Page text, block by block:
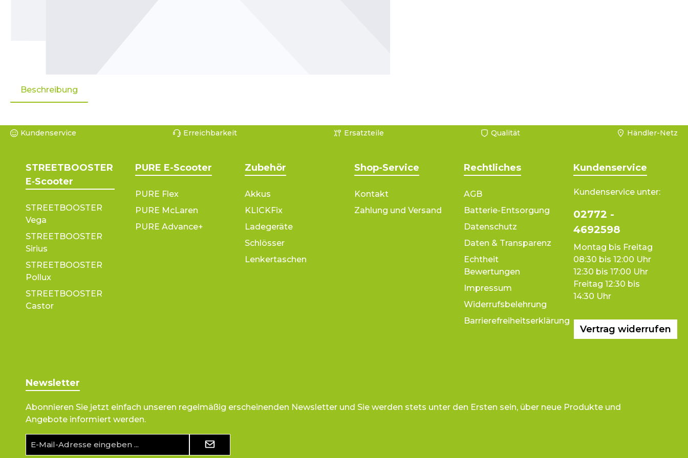
Beschreibung
Kundenservice Erreichbarkeit Ersatzteile Qualität Händler-Netz
STREETBOOSTER
E‑Scooter
STREETBOOSTER
Vega
STREETBOOSTER
Sirius
STREETBOOSTER
Pollux
STREETBOOSTER
Castor
PURE E-Scooter
PURE Flex
PURE McLaren
PURE Advance+
Zubehör
Akkus
KLICKFix
Ladegeräte
Schlösser
Lenkertaschen
Shop-Service
Kontakt
Zahlung und Versand
Rechtliches
AGB
Batterie-Entsorgung
Datenschutz
Daten & Transparenz
Echtheit
Bewertungen
Impressum
Widerrufsbelehrung
Barrierefreiheitserklärung
Kundenservice
Kundenservice unter:
02772 -
4692598
Montag bis Freitag
08:30 bis 12:00 Uhr
12:30 bis 17:00 Uhr
Freitag 12:30 bis
14:30 Uhr
Vertrag widerrufen
Newsletter
Abonnieren Sie jetzt einfach unseren regelmäßig erscheinenden Newsletter und Sie werden stets unter den Ersten sein, über neue Produkte und
Angebote informiert werden.
Mail-